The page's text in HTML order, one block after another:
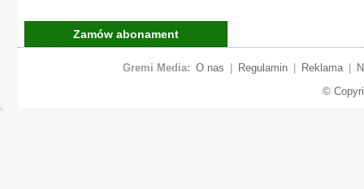
Zamów abonament
Gremi Media: O nas Regulamin Reklama
©